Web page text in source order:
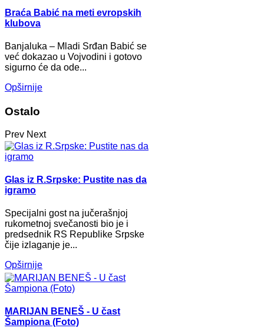
Braća Babić na meti evropskih
klubova
Banjaluka – Mladi Srđan Babić se
već dokazao u Vojvodini i gotovo
sigurno će da ode...
Opširnije
Ostalo
Prev Next
Glas iz R.Srpske: Pustite nas da
igramo
Specijalni gost na jučerašnjoj
rukometnoj svečanosti bio je i
predsednik RS Republike Srpske
čije izlaganje je...
Opširnije
MARIJAN BENEŠ - U čast
Šampiona (Foto)